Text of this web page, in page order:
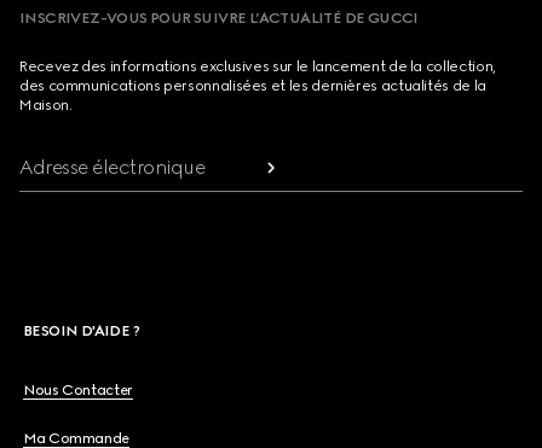
INSCRIVEZ-VOUS POUR SUIVRE L’ACTUALITÉ DE GUCCI
Recevez des informations exclusives sur le lancement de la collection,
des communications personnalisées et les dernières actualités de la
Maison.
Adresse électronique
BESOIN D'AIDE ?
Nous Contacter
Ma Commande